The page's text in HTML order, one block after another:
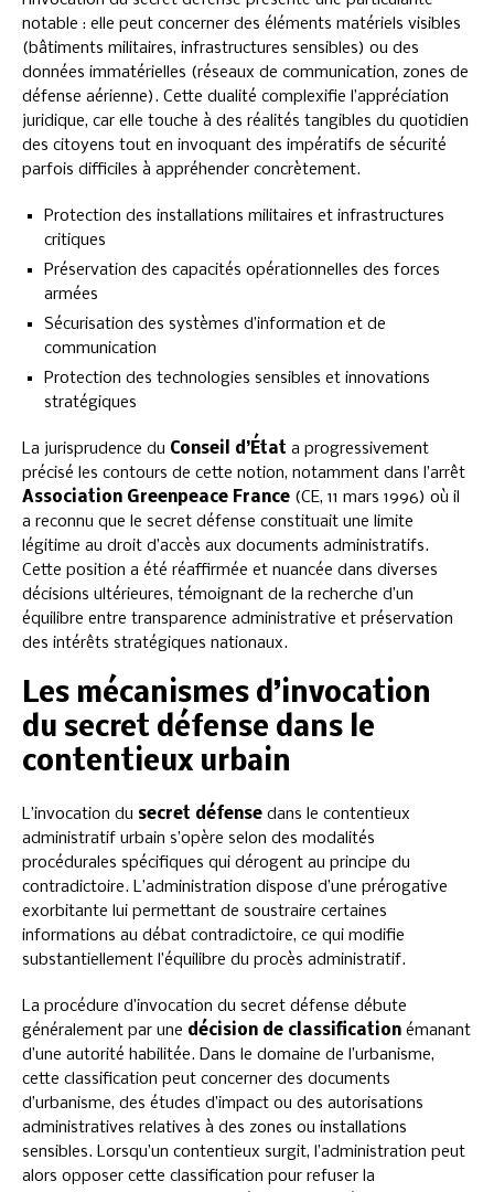
notable : elle peut concerner des éléments matériels visibles
(bâtiments militaires, infrastructures sensibles) ou des
données immatérielles (réseaux de communication, zones de
défense aérienne). Cette dualité complexifie l’appréciation
juridique, car elle touche à des réalités tangibles du quotidien
des citoyens tout en invoquant des impératifs de sécurité
parfois difficiles à appréhender concrètement.
Protection des installations militaires et infrastructures
critiques
Préservation des capacités opérationnelles des forces
armées
Sécurisation des systèmes d’information et de
communication
Protection des technologies sensibles et innovations
stratégiques
La jurisprudence du Conseil d’État a progressivement
précisé les contours de cette notion, notamment dans l’arrêt
Association Greenpeace France (CE, 11 mars 1996) où il
a reconnu que le secret défense constituait une limite
légitime au droit d’accès aux documents administratifs.
Cette position a été réaffirmée et nuancée dans diverses
décisions ultérieures, témoignant de la recherche d’un
équilibre entre transparence administrative et préservation
des intérêts stratégiques nationaux.
Les mécanismes d’invocation
du secret défense dans le
contentieux urbain
L’invocation du secret défense dans le contentieux
administratif urbain s’opère selon des modalités
procédurales spécifiques qui dérogent au principe du
contradictoire. L’administration dispose d’une prérogative
exorbitante lui permettant de soustraire certaines
informations au débat contradictoire, ce qui modifie
substantiellement l’équilibre du procès administratif.
La procédure d’invocation du secret défense débute
généralement par une décision de classification émanant
d’une autorité habilitée. Dans le domaine de l’urbanisme,
cette classification peut concerner des documents
d’urbanisme, des études d’impact ou des autorisations
administratives relatives à des zones ou installations
sensibles. Lorsqu’un contentieux surgit, l’administration peut
alors opposer cette classification pour refuser la